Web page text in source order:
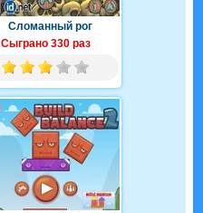
Сломанный рог
Сыграно 330 раз